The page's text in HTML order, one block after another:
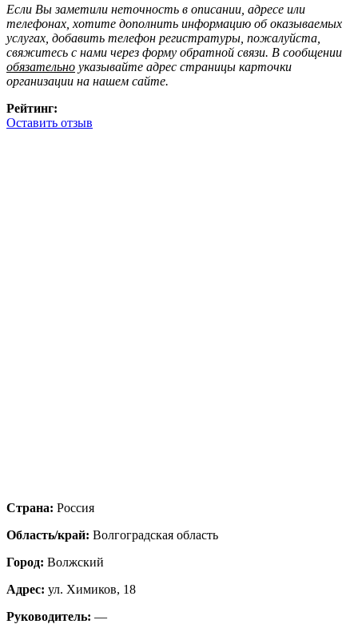
Если Вы заметили неточность в описании, адресе или
телефонах, хотите дополнить информацию об оказываемых
услугах, добавить телефон регистратуры, пожалуйста,
свяжитесь с нами через форму обратной связи. В сообщении
обязательно указывайте адрес страницы карточки
организации на нашем сайте.
Рейтинг:
Оставить отзыв
Страна: Россия
Область/край: Волгоградская область
Город: Волжский
Адрес: ул. Химиков, 18
Руководитель: —